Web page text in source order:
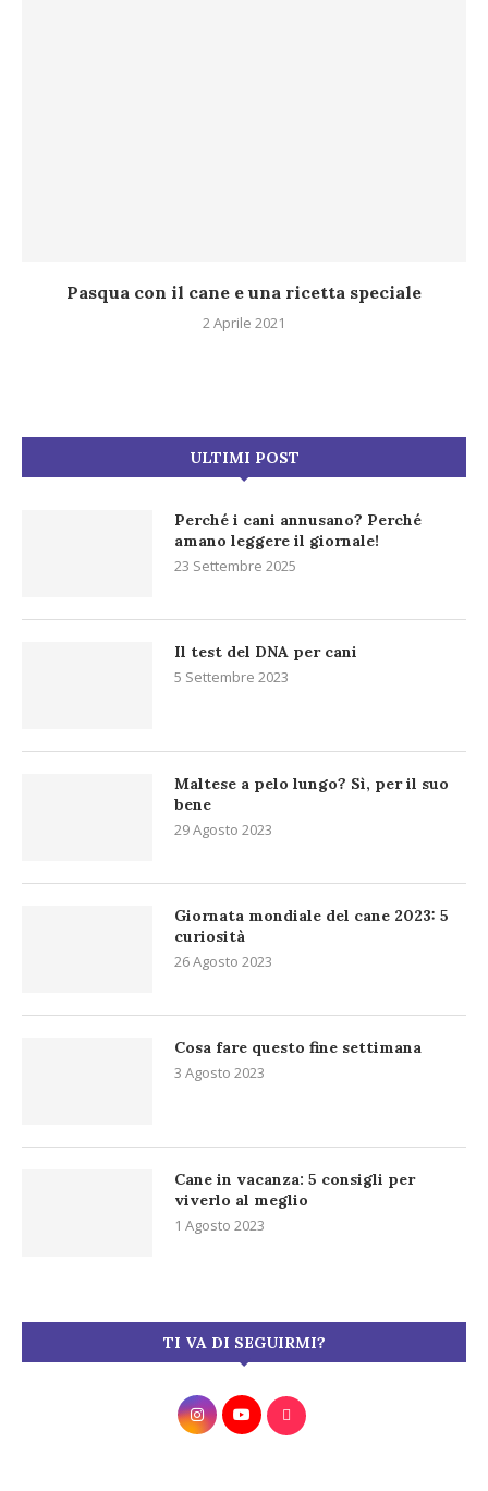
Pasqua con il cane e una ricetta speciale
2 Aprile 2021
ULTIMI POST
Perché i cani annusano? Perché
amano leggere il giornale!
23 Settembre 2025
Il test del DNA per cani
5 Settembre 2023
Maltese a pelo lungo? Sì, per il suo
bene
29 Agosto 2023
Giornata mondiale del cane 2023: 5
curiosità
26 Agosto 2023
Cosa fare questo fine settimana
3 Agosto 2023
Cane in vacanza: 5 consigli per
viverlo al meglio
1 Agosto 2023
TI VA DI SEGUIRMI?